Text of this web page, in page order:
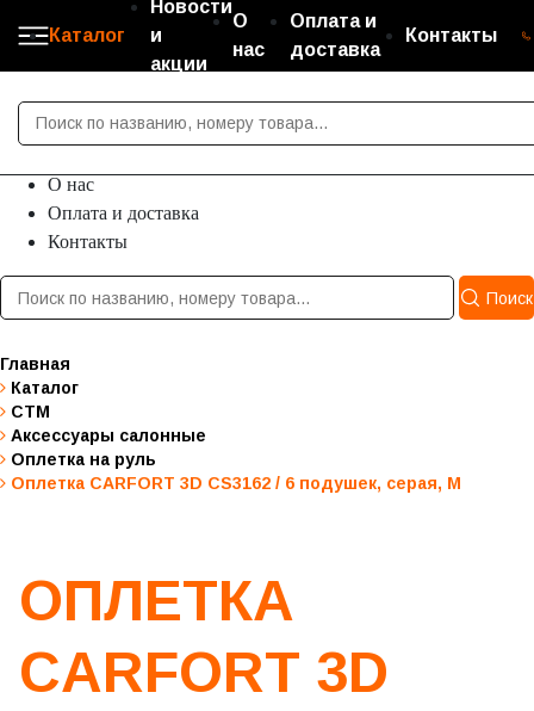
Каталог
Новости
и
акции
О
нас
Оплата и
доставка
Контакты
Каталог
О нас
Оплата и доставка
Контакты
Поиск
Главная
Каталог
СТМ
Аксессуары салонные
Оплетка на руль
Оплетка CARFORT 3D CS3162 / 6 подушек, серая, М
ОПЛЕТКА
CARFORT 3D